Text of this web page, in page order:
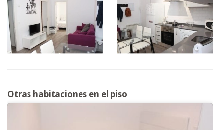
Otras habitaciones en el piso